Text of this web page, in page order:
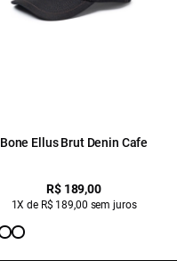
Bone Ellus Brut Denin Cafe
R$ 189,00
1X de R$ 189,00 sem juros